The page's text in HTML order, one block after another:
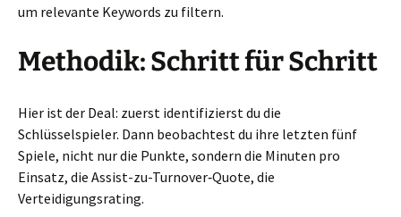
um relevante Keywords zu filtern.
Methodik: Schritt für Schritt
Hier ist der Deal: zuerst identifizierst du die
Schlüsselspieler. Dann beobachtest du ihre letzten fünf
Spiele, nicht nur die Punkte, sondern die Minuten pro
Einsatz, die Assist-zu-Turnover‑Quote, die
Verteidigungsrating.